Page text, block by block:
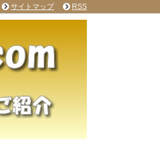
サイトマップ RSS